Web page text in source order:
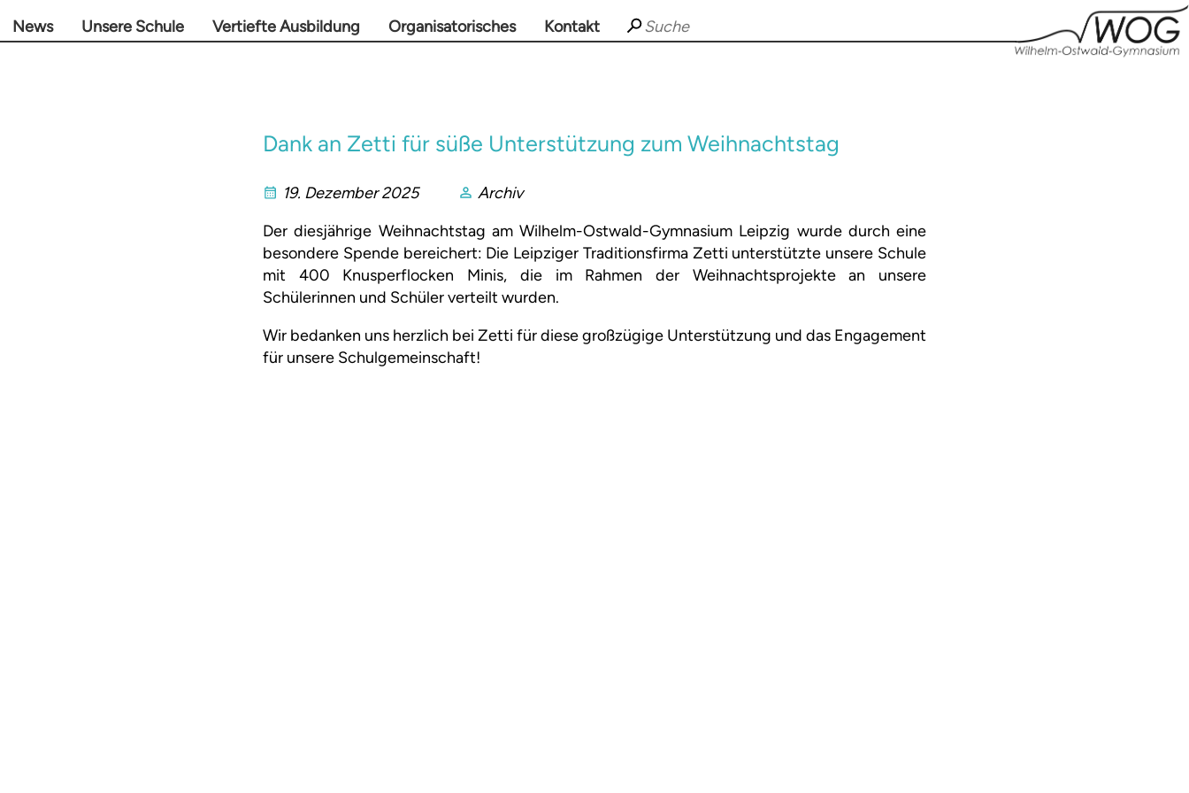
News Unsere Schule Vertiefte Ausbildung Organisatorisches Kontakt
Dank an Zetti für süße Unterstützung zum Weihnachtstag
19. Dezember 2025
Archiv
Der diesjährige Weihnachtstag am Wilhelm-Ostwald-Gymnasium Leipzig wurde durch eine
besondere Spende bereichert: Die Leipziger Traditionsfirma Zetti unterstützte unsere Schule
mit 400 Knusperflocken Minis, die im Rahmen der Weihnachtsprojekte an unsere
Schülerinnen und Schüler verteilt wurden.
Wir bedanken uns herzlich bei Zetti für diese großzügige Unterstützung und das Engagement
für unsere Schulgemeinschaft!